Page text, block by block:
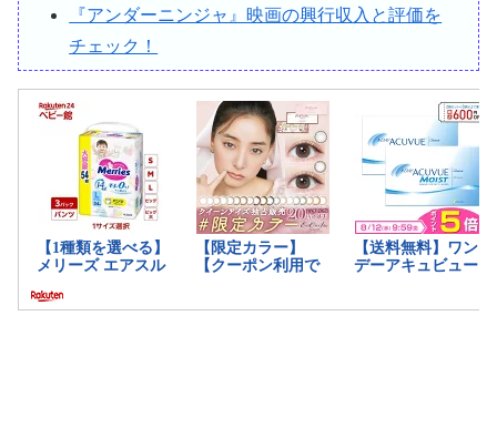
『アンダーニンジャ』映画の興行収入と評価を
チェック！